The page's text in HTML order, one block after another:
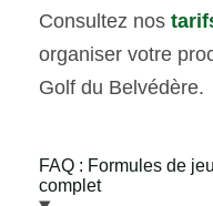
Consultez nos
organiser votre
Golf du Belvédère.
FAQ : Formules de
complet